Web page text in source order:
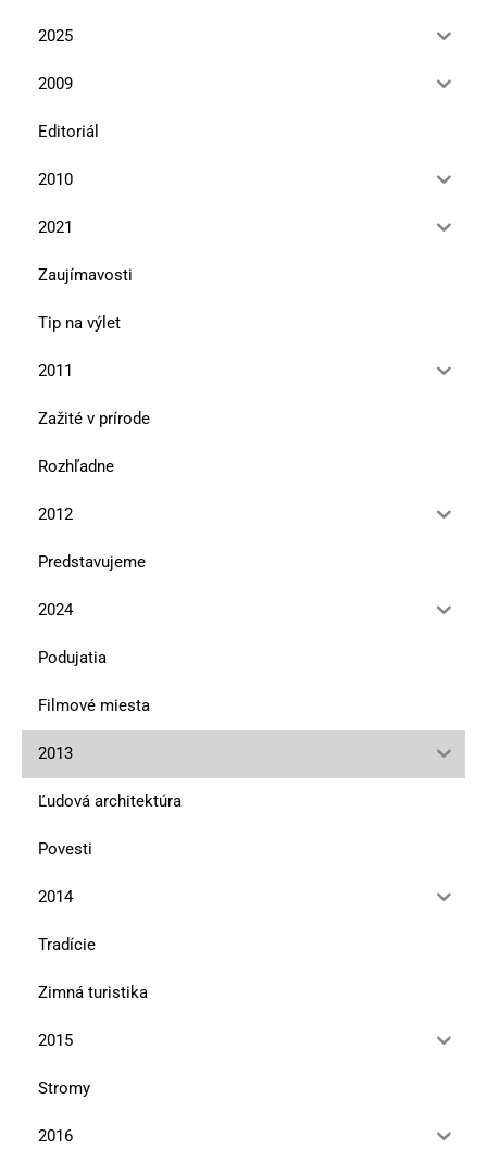
2025
2009
Editoriál
2010
2021
Zaujímavosti
Tip na výlet
2011
Zažité v prírode
Rozhľadne
2012
Predstavujeme
2024
Podujatia
Filmové miesta
2013
Ľudová architektúra
Povesti
2014
Tradície
Zimná turistika
2015
Stromy
2016